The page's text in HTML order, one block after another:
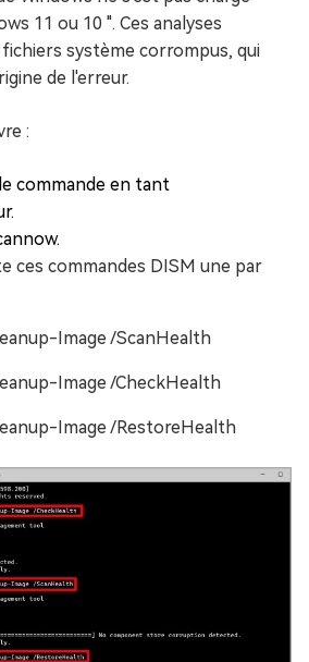
11 ou 10 ". Ces analyses
système corrompus, qui
de l'erreur.
:
commande en tant
ces commandes DISM une par
Image /ScanHealth
Image /CheckHealth
Image /RestoreHealth